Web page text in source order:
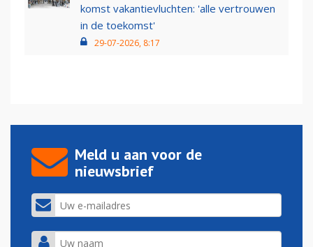
komst vakantievluchten: 'alle vertrouwen
in de toekomst'
29-07-2026, 8:17
Meld u aan voor de
nieuwsbrief